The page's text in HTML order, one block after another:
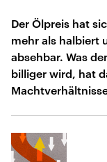
Der Ölpreis hat
mehr als halbiert
absehbar. Was
billiger wird, hat